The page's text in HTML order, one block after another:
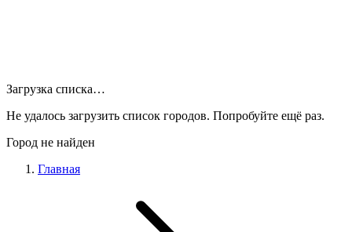
Загрузка списка…
Не удалось загрузить список городов. Попробуйте ещё раз.
Город не найден
Главная